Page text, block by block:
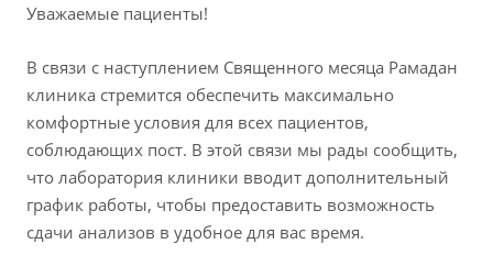
Уважаемые пациенты!
В связи с наступлением Священного месяца Рамадан
клиника стремится обеспечить максимально
комфортные условия для всех пациентов,
соблюдающих пост. В этой связи мы рады сообщить,
что лаборатория клиники вводит дополнительный
график работы, чтобы предоставить возможность
сдачи анализов в удобное для вас время.